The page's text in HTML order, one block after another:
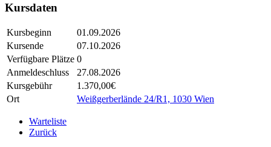
Kursdaten
Kursbeginn
01.09.2026
Kursende
07.10.2026
Verfügbare Plätze 0
Anmeldeschluss
27.08.2026
Kursgebühr
1.370,00€
Ort
Weißgerberlände 24/R1, 1030 Wien
Warteliste
Zurück